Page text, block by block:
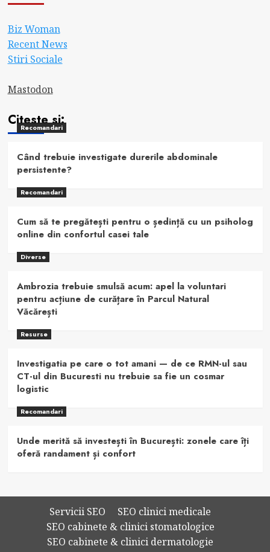
Biz Woman
Recent News
Stiri Sociale
Mastodon
Citeste si:
Recomandari
Când trebuie investigate durerile abdominale
persistente?
Recomandari
Cum să te pregătești pentru o ședință cu un psiholog
online din confortul casei tale
Diverse
Ambrozia trebuie smulsă acum: apel la voluntari
pentru acțiune de curățare în Parcul Natural
Văcărești
Resurse
Investigatia pe care o tot amani — de ce RMN-ul sau
CT-ul din Bucuresti nu trebuie sa fie un cosmar
logistic
Recomandari
Unde merită să investești în București: zonele care îți
oferă randament și confort
Servicii SEO
SEO clinici medicale
SEO cabinete & clinici stomatologice
SEO cabinete & clinici dermatologie